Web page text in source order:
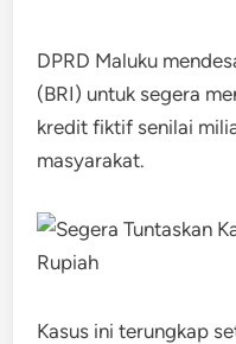
DPRD Maluku
(BRI) untuk segera
kredit fiktif senilai
masyarakat.
Kasus ini terungkap